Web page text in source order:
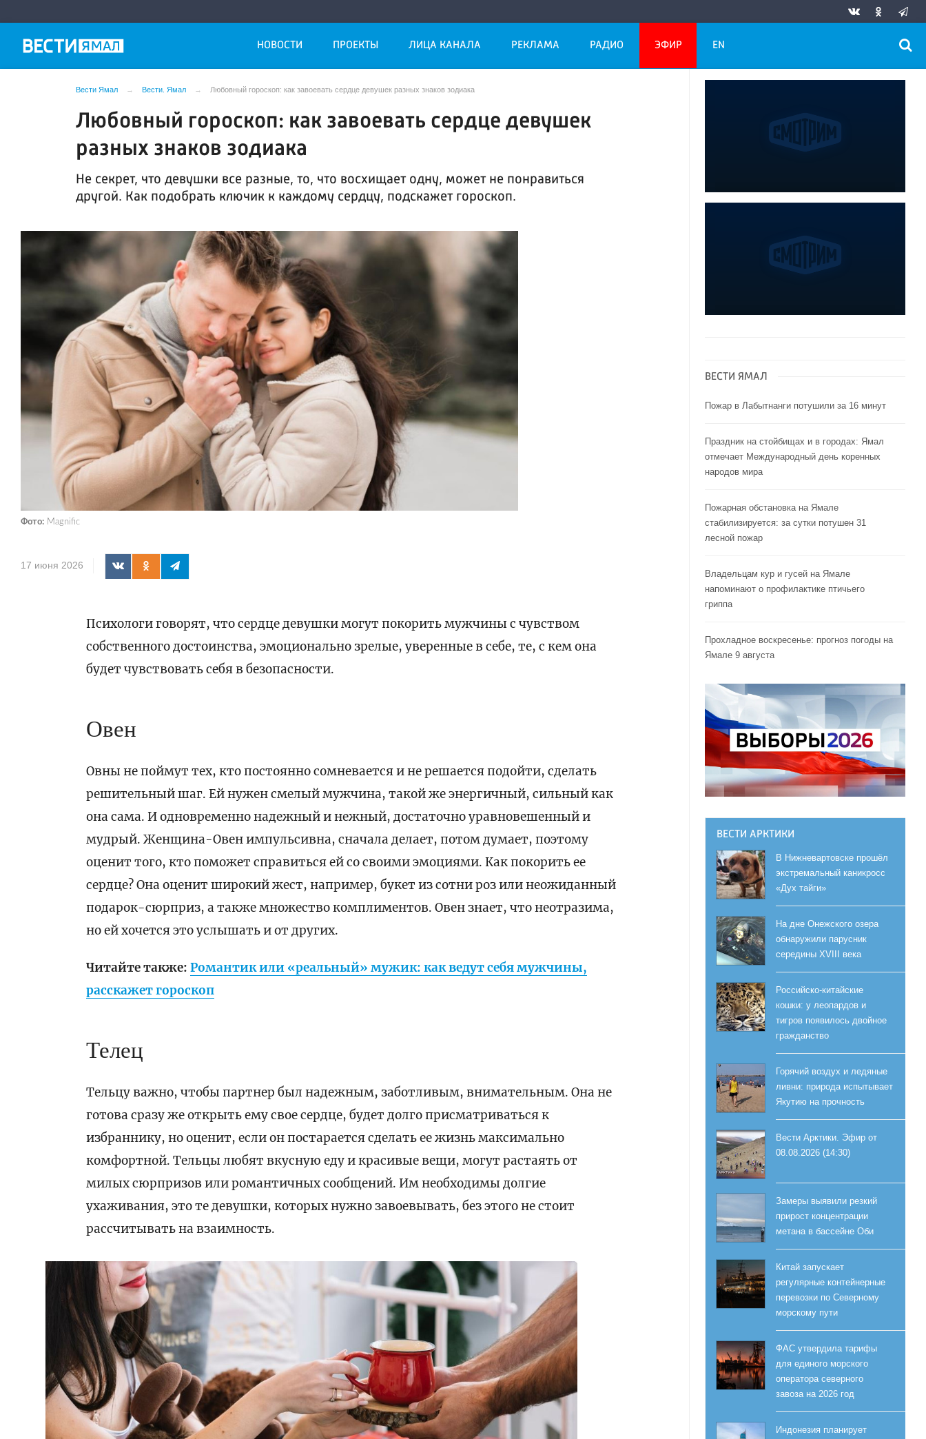
НОВОСТИ ПРОЕКТЫ ЛИЦА КАНАЛА РЕКЛАМА РАДИО ЭФИР EN
Вести Ямал Вести. Ямал Любовный гороскоп: как завоевать сердце девушек разных знаков зодиака
Любовный гороскоп: как завоевать сердце девушек
разных знаков зодиака
Не секрет, что девушки все разные, то, что восхищает одну, может не понравиться
другой. Как подобрать ключик к каждому сердцу, подскажет гороскоп.
Фото: Magnific
17 июня 2026
Психологи говорят, что сердце девушки могут покорить мужчины с чувством
собственного достоинства, эмоционально зрелые, уверенные в себе, те, с кем она
будет чувствовать себя в безопасности.
Овен
Овны не поймут тех, кто постоянно сомневается и не решается подойти, сделать
решительный шаг. Ей нужен смелый мужчина, такой же энергичный, сильный как
она сама. И одновременно надежный и нежный, достаточно уравновешенный и
мудрый. Женщина-Овен импульсивна, сначала делает, потом думает, поэтому
оценит того, кто поможет справиться ей со своими эмоциями. Как покорить ее
сердце? Она оценит широкий жест, например, букет из сотни роз или неожиданный
подарок-сюрприз, а также множество комплиментов. Овен знает, что неотразима,
но ей хочется это услышать и от других.
Читайте также:Романтик или «реальный» мужик: как ведут себя мужчины,
расскажет гороскоп
Телец
Тельцу важно, чтобы партнер был надежным, заботливым, внимательным. Она не
готова сразу же открыть ему свое сердце, будет долго присматриваться к
избраннику, но оценит, если он постарается сделать ее жизнь максимально
комфортной. Тельцы любят вкусную еду и красивые вещи, могут растаять от
милых сюрпризов или романтичных сообщений. Им необходимы долгие
ухаживания, это те девушки, которых нужно завоевывать, без этого не стоит
рассчитывать на взаимность.
ВЕСТИ ЯМАЛ
Пожар в Лабытнанги потушили за 16 минут
Праздник на стойбищах и в городах: Ямал
отмечает Международный день коренных
народов мира
Пожарная обстановка на Ямале
стабилизируется: за сутки потушен 31
лесной пожар
Владельцам кур и гусей на Ямале
напоминают o профилактике птичьего
гриппа
Прохладное воскресенье: прогноз погоды на
Ямале 9 августа
ВЕСТИ АРКТИКИ
В Нижневартовске прошёл
экстремальный каникросс
«Дух тайги»
На дне Онежского озера
обнаружили парусник
середины XVIII века
Российско-китайские
кошки: у леопардов и
тигров появилось двойное
гражданство
Горячий воздух и ледяные
ливни: природа испытывает
Якутию на прочность
Вести Арктики. Эфир от
08.08.2026 (14:30)
Замеры выявили резкий
прирост концентрации
метана в бассейне Оби
Китай запускает
регулярные контейнерные
перевозки по Северному
морскому пути
ФАС утвердила тарифы
для единого морского
оператора северного
завоза на 2026 год
Индонезия планирует